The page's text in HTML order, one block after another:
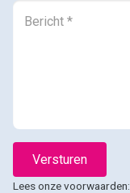
Versturen
Lees onze voorwaarden: